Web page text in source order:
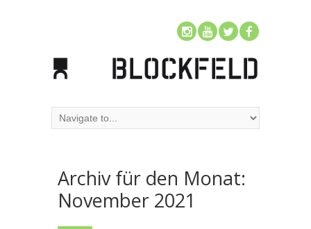
Archiv für den Monat:
November 2021